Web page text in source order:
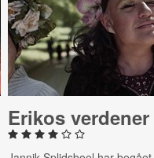
Erikos verdener